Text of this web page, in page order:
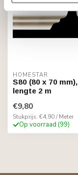
HOMESTAR
S80 (80 x 70 mm),
lengte 2 m
€9,80
Stukprijs: €4,90 / Meter
Op voorraad (99)